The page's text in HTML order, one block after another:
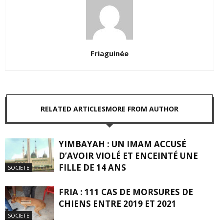
Friaguinée
RELATED ARTICLESMORE FROM AUTHOR
SOCIETE
YIMBAYAH : UN IMAM ACCUSÉ
D’AVOIR VIOLÉ ET ENCEINTÉ UNE
FILLE DE 14 ANS
SOCIETE
FRIA : 111 CAS DE MORSURES DE
CHIENS ENTRE 2019 ET 2021